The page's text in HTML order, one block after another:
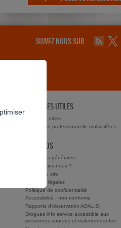
SUIVEZ-NOUS SUR :
ADRESSES UTILES
Adresses utiles
Recherche professionnelle multicritères
À PROPOS
Conditions générales
Qui sommes-nous ?
Charte du site
Mentions légales
Politique de confidentialité
Accessibilité : non conforme
Rapports d'observation ADALIS
Drogues info service accessible aux
personnes sourdes et malentendantes